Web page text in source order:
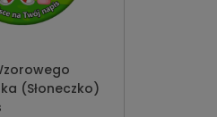
(Słoneczko)